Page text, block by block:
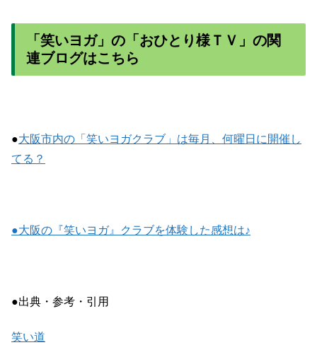
「笑いヨガ」の「おひとり様ＴＶ」の関
連ブログはこちら
●大阪市内の「笑いヨガクラブ」は毎月、何曜日に開催し
てる？
●大阪の『笑いヨガ』クラブを体験した感想は♪
●出典・参考・引用
笑い道